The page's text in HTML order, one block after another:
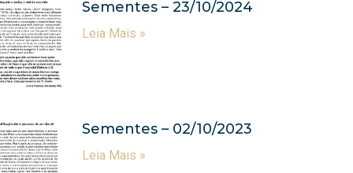
Sementes – 23/10/2024
Leia Mais »
Sementes – 02/10/2023
Leia Mais »